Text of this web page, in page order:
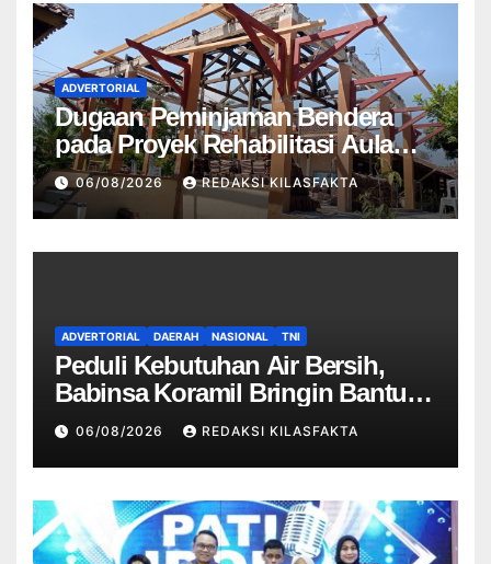
ADVERTORIAL
Dugaan Peminjaman Bendera
pada Proyek Rehabilitasi Aula
dan Lobi SMPN 2 Kedungwuni
Menjadi Sorotan
06/08/2026 REDAKSI KILASFAKTA
ADVERTORIAL DAERAH NASIONAL TNI
Peduli Kebutuhan Air Bersih,
Babinsa Koramil Bringin Bantu
Distribusi Air Bersih untuk Warga
Desa Suruh
06/08/2026 REDAKSI KILASFAKTA